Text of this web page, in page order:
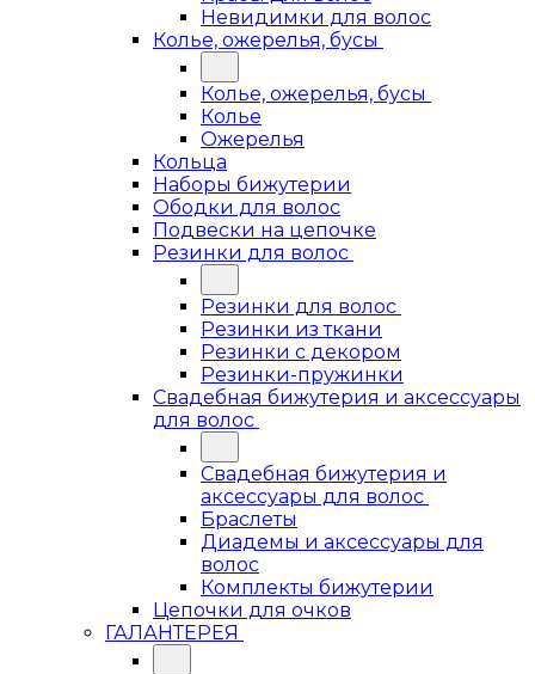
Невидимки для волос
Колье, ожерелья, бусы
Колье, ожерелья, бусы
Колье
Ожерелья
Кольца
Наборы бижутерии
Ободки для волос
Подвески на цепочке
Резинки для волос
Резинки для волос
Резинки из ткани
Резинки с декором
Резинки-пружинки
Свадебная бижутерия и аксессуары
для волос
Свадебная бижутерия и
аксессуары для волос
Браслеты
Диадемы и аксессуары для
волос
Комплекты бижутерии
Цепочки для очков
ГАЛАНТЕРЕЯ